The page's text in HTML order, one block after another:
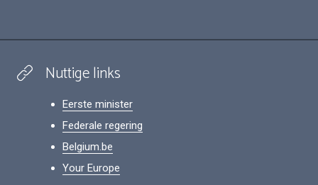
Nuttige links
Eerste minister
Federale regering
Belgium.be
Your Europe